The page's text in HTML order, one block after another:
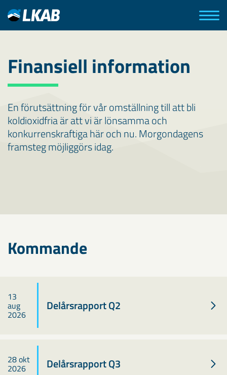
Finansiell information
En förutsättning för vår omställning till att bli
koldioxidfria är att vi är lönsamma och
konkurrenskraftiga här och nu. Morgondagens
framsteg möjliggörs idag.
Kommande
13
aug
2026
Delårsrapport Q2
28 okt
2026 Delårsrapport Q3